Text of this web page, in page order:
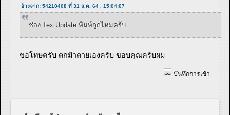
อ้างจาก: 54210408 ที่ 31 ส.ค. 64 , 15:04:07
ช่อง TextUpdate พิมพ์ถูกไหมครับ
ขอโทษครับ ตกม้าตายเองครับ ขอบคุณครับผม
บันทึกการเข้า